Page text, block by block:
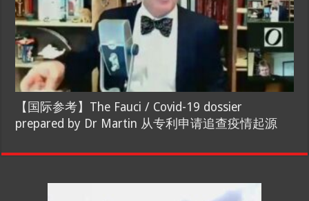
【国际参考】The Fauci / Covid-19 dossier
prepared by Dr Martin 从专利申请追查疫情起源